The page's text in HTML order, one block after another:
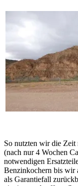
So nutzten wir die Zeit
(nach nur 4 Wochen
notwendigen
Benzinkochern bis wir
als Garantiefall